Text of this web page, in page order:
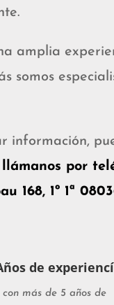
amplia
somos
información,
llámanos por
168, 1º 1ª
de
con más de 5 años de